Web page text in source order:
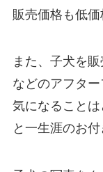
販売価格も低価
また、子犬を
などのアフター
気になること
と一生涯のお